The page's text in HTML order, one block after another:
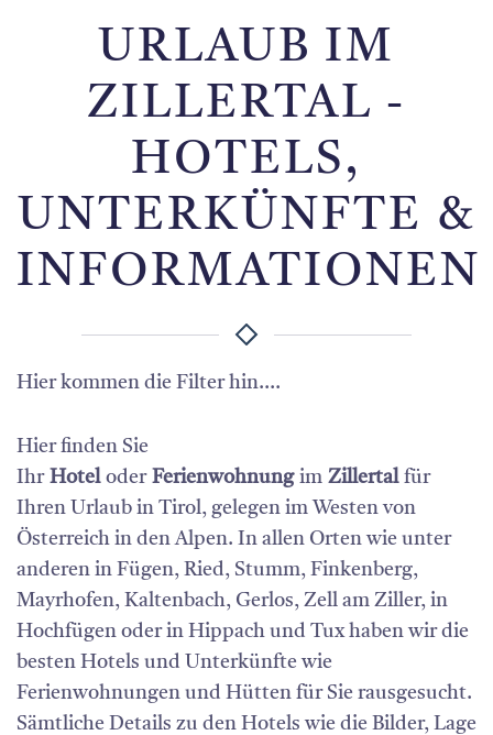
URLAUB IM
ZILLERTAL -
HOTELS,
UNTERKÜNFTE &
INFORMATIONEN
Hier kommen die Filter hin....
Hier finden Sie
Ihr Hoteloder Ferienwohnungim Zillertalfür
Ihren Urlaub in Tirol, gelegen im Westen von
Österreich in den Alpen. In allen Orten wie unter
anderen in Fügen, Ried, Stumm, Finkenberg,
Mayrhofen, Kaltenbach, Gerlos, Zell am Ziller, in
Hochfügen oder in Hippach und Tux haben wir die
besten Hotels und Unterkünfte wie
Ferienwohnungen und Hütten für Sie rausgesucht.
Sämtliche Details zu den Hotels wie die Bilder, Lage